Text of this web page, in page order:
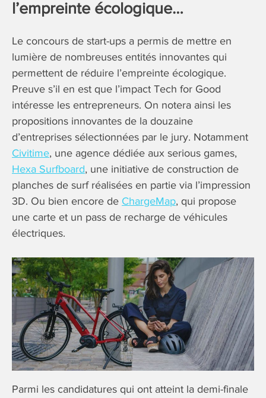
l’empreinte écologique…
​Le concours de start-ups a permis de mettre en
lumière de nombreuses entités innovantes qui
permettent de réduire l’empreinte écologique.
Preuve s’il en est que l’impact Tech for Good
intéresse les entrepreneurs. On notera ainsi les
propositions innovantes de la douzaine
d’entreprises sélectionnées par le jury. Notamment
Civitime, une agence dédiée aux serious games,
Hexa Surfboard, une initiative de construction de
planches de surf réalisées en partie via l’impression
3D. Ou bien encore de ChargeMap, qui propose
une carte et un pass de recharge de véhicules
électriques.
Parmi les candidatures qui ont atteint la demi-finale